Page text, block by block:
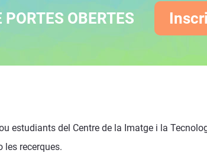
OBERTES
estudiants del Centre de la Imatge i la
recerques.